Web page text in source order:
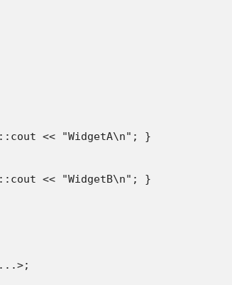
<< "WidgetA\n"; }
<< "WidgetB\n"; }